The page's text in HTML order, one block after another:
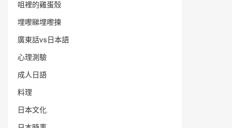
咀裡的雞蛋殼
埋嚟睇埋嚟揀
廣東話vs日本語
心理測驗
成人日語
料理
日本文化